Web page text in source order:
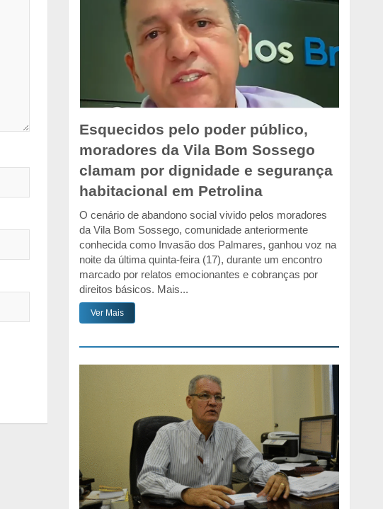
Esquecidos pelo poder público,
moradores da Vila Bom Sossego
clamam por dignidade e segurança
habitacional em Petrolina
O cenário de abandono social vivido pelos moradores
da Vila Bom Sossego, comunidade anteriormente
conhecida como Invasão dos Palmares, ganhou voz na
noite da última quinta-feira (17), durante um encontro
marcado por relatos emocionantes e cobranças por
direitos básicos. Mais...
Ver Mais